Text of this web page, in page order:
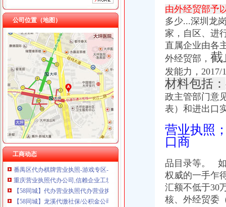
重庆科米克商贸有限责任公司 渝北50万 （工商注册）
重庆瑾崇进出口贸易有限公司 渝中100万 （进出口权）
公司位置（地图）
工商动态
龙溪代办执照
龙溪大道道路工程（一标段三工区、二标段六、七工区）光缆迁改工程
2018年度长兴县公路管理局公路养护专项工程招标代理招标公告-湖州
宜州市龙溪路(二桥至三桥)道路工程(二标段)施工招标公告_
龙里县龙溪大道道路工程七工区（K19+950水场大桥400KVA）及（K
【重庆中国移动通信西部代理店（重庆市渝北区分局巡支队龙
靠谱的重庆营业执照代办-互动百科
重庆营业执照代办公司,一站式重庆工商注册代办公司费用多少钱服
番禺区代办棋牌营业执照-游戏专区-学犀牛中文网
重庆营业执照代办公司,信赖企业工坊,售后有保障_重庆康思腾企业
【58同城】代办营业执照代办营业执照
【58同城】龙溪代缴社保/公积金公司_龙溪社保/公积金咨询电话
【58同城】广州荔湾龙溪商标注册_龙溪商标注册费_龙溪商标注册代理
由外经贸部予
多少...深圳龙
家，自区、 进
直属企业由各
外经贸部， 截
发能力，2017/
材料包括：
政主管部门意
表）和进出口
营业执照
口商
品目录等。
权威的一手乍
汇额不低于30
核、外经贸委